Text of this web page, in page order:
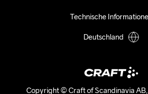
Copyright © Craft of Scandinavia
Technische
Deutschland